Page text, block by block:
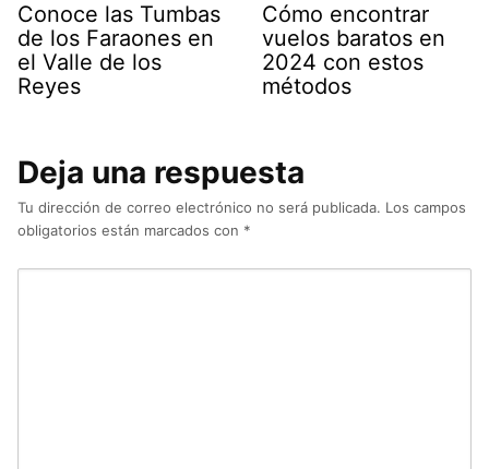
Conoce las Tumbas
de los Faraones en
el Valle de los
Reyes
Cómo encontrar
vuelos baratos en
2024 con estos
métodos
Deja una respuesta
Tu dirección de correo electrónico no será publicada. Los campos
obligatorios están marcados con *